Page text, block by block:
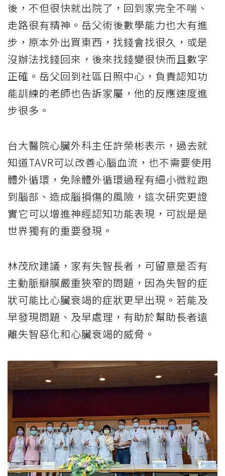
後，不但很快就出院了，回到家完全不喘、
走路很有精神。岳父術後數學能力也大有進
步，原本外出買東西，找錢會找很久，或是
沒辦法找錢回來，後來找錢變很快而且數字
正確。岳父回到社區日照中心，負責認知功
能訓練的老師也告訴家屬，他的反應速度進
步很多。
台大醫院心臟外科主任許榮彬表示，過去就
知道TAVR可以改善心腦血流，也不需要使用
體外循環，免除體外循環過程有細小微粒跑
到腦部、造成腦損傷的風險，這次研究更證
實它可以增進神經認知功能表現，可說是是
世界獨有的重要發現。
林茂欣建議，家有失智長者，可留意是否有
主動脈瓣膜嚴重狹窄的問題，因為失智的症
狀可能比心臟衰竭的症狀更早出現。若能及
早發現問題、及早處理，有助於幫助長者遠
離失智惡化和心臟衰竭的威脅。